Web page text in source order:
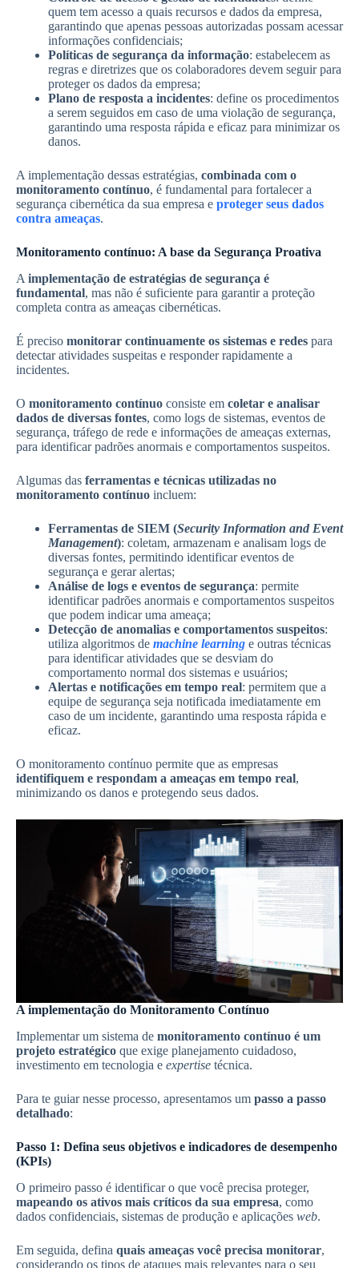
quem tem acesso a quais recursos e dados da empresa,
garantindo que apenas pessoas autorizadas possam acessar
informações confidenciais;
Políticas de segurança da informação: estabelecem as
regras e diretrizes que os colaboradores devem seguir para
proteger os dados da empresa;
Plano de resposta a incidentes: define os procedimentos
a serem seguidos em caso de uma violação de segurança,
garantindo uma resposta rápida e eficaz para minimizar os
danos.
A implementação dessas estratégias, combinada com o
monitoramento contínuo, é fundamental para fortalecer a
segurança cibernética da sua empresa e proteger seus dados
contra ameaças.
Monitoramento contínuo: A base da Segurança Proativa
A implementação de estratégias de segurança é
fundamental, mas não é suficiente para garantir a proteção
completa contra as ameaças cibernéticas.
É preciso monitorar continuamente os sistemas e redes para
detectar atividades suspeitas e responder rapidamente a
incidentes.
O monitoramento contínuo consiste em coletar e analisar
dados de diversas fontes, como logs de sistemas, eventos de
segurança, tráfego de rede e informações de ameaças externas,
para identificar padrões anormais e comportamentos suspeitos.
Algumas das ferramentas e técnicas utilizadas no
monitoramento contínuo incluem:
Ferramentas de SIEM (Security Information and Event
Management): coletam, armazenam e analisam logs de
diversas fontes, permitindo identificar eventos de
segurança e gerar alertas;
Análise de logs e eventos de segurança: permite
identificar padrões anormais e comportamentos suspeitos
que podem indicar uma ameaça;
Detecção de anomalias e comportamentos suspeitos:
utiliza algoritmos de machine learning e outras técnicas
para identificar atividades que se desviam do
comportamento normal dos sistemas e usuários;
Alertas e notificações em tempo real: permitem que a
equipe de segurança seja notificada imediatamente em
caso de um incidente, garantindo uma resposta rápida e
eficaz.
O monitoramento contínuo permite que as empresas
identifiquem e respondam a ameaças em tempo real,
minimizando os danos e protegendo seus dados.
A implementação do Monitoramento Contínuo
Implementar um sistema de monitoramento contínuo é um
projeto estratégico que exige planejamento cuidadoso,
investimento em tecnologia e expertise técnica.
Para te guiar nesse processo, apresentamos um passo a passo
detalhado:
Passo 1: Defina seus objetivos e indicadores de desempenho
(KPIs)
O primeiro passo é identificar o que você precisa proteger,
mapeando os ativos mais críticos da sua empresa, como
dados confidenciais, sistemas de produção e aplicações web.
Em seguida, defina quais ameaças você precisa monitorar,
considerando os tipos de ataques mais relevantes para o seu